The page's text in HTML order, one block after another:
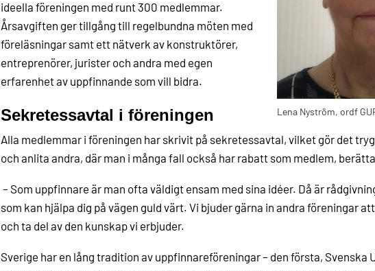
Lena Nyström, ordf
ideella föreningen med runt 300 medlemmar.
Årsavgiften ger tillgång till regelbundna möten med
föreläsningar samt ett nätverk av konstruktörer,
entreprenörer, jurister och andra med egen
erfarenhet av uppfinnande som vill bidra.
Sekretessavtal i föreningen
Alla medlemmar i föreningen har skrivit på sekretessavtal, vilket gör det
och anlita andra, där man i många fall också har rabatt som medlem,
– Som uppfinnare är man ofta väldigt ensam med sina idéer. Då är
som kan hjälpa dig på vägen guld värt. Vi bjuder gärna in andra föreningar
och ta del av den kunskap vi erbjuder.
Sverige har en lång tradition av uppfinnareföreningar – den första, Svenska